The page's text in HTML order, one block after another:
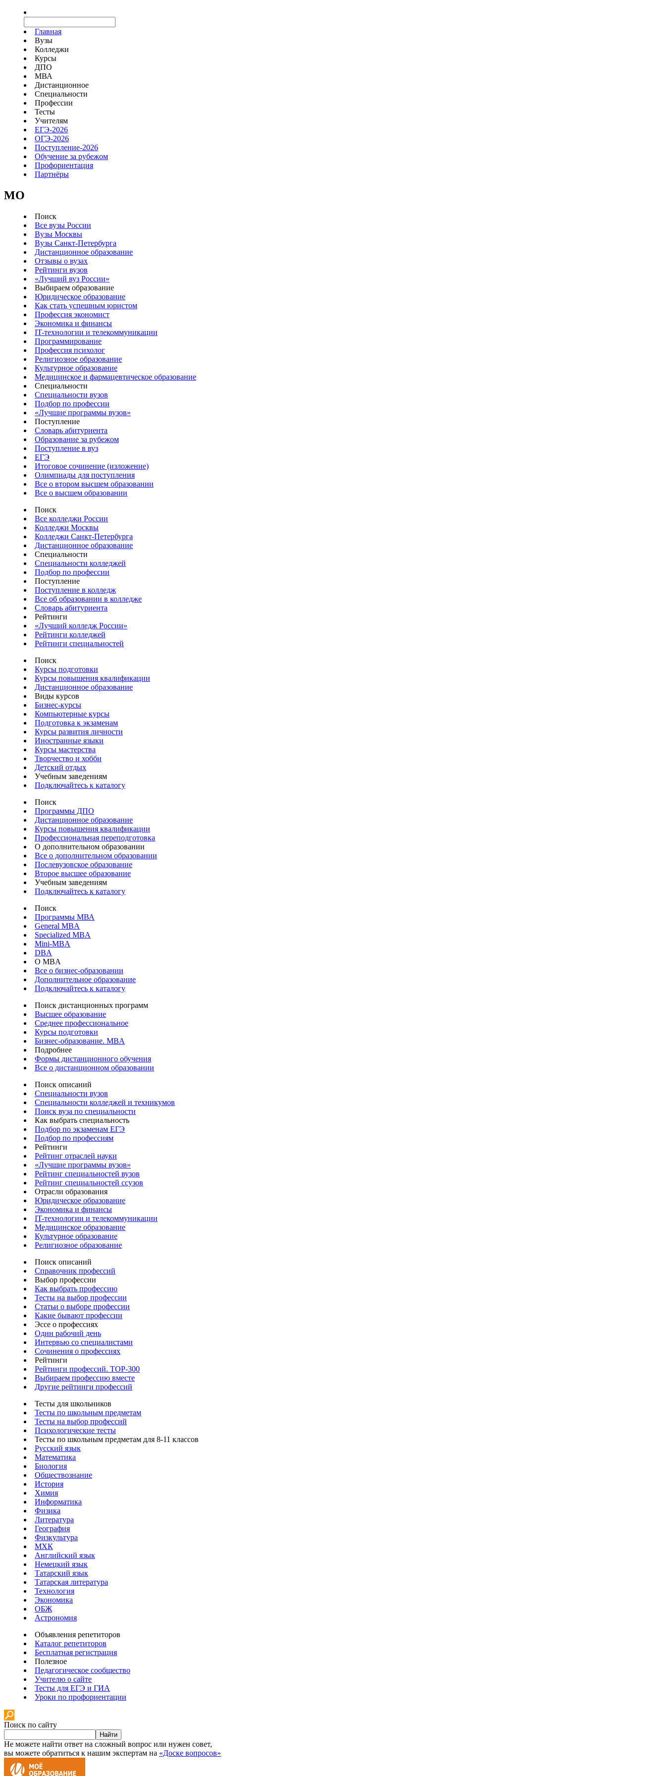
Главная
Вузы
Колледжи
Курсы
ДПО
МВА
Дистанционное
Специальности
Профессии
Тесты
Учителям
ЕГЭ-2026
ОГЭ-2026
Поступление-2026
Обучение за рубежом
Профориентация
Партнёры
MO
Поиск
Все вузы России
Вузы Москвы
Вузы Санкт-Петербурга
Дистанционное образование
Отзывы о вузах
Рейтинги вузов
«Лучший вуз России»
Выбираем образование
Юридическое образование
Как стать успешным юристом
Профессия экономист
Экономика и финансы
IT-технологии и телекоммуникации
Программирование
Профессия психолог
Религиозное образование
Культурное образование
Медицинское и фармацевтическое образование
Специальности
Специальности вузов
Подбор по профессии
«Лучшие программы вузов»
Поступление
Словарь абитуриента
Образование за рубежом
Поступление в вуз
ЕГЭ
Итоговое сочинение (изложение)
Олимпиады для поступления
Все о втором высшем образовании
Все о высшем образовании
Поиск
Все колледжи России
Колледжи Москвы
Колледжи Санкт-Петербурга
Дистанционное образование
Специальности
Специальности колледжей
Подбор по профессии
Поступление
Поступление в колледж
Все об образовании в колледже
Словарь абитуриента
Рейтинги
«Лучший колледж России»
Рейтинги колледжей
Рейтинги специальностей
Поиск
Курсы подготовки
Курсы повышения квалификации
Дистанционное образование
Виды курсов
Бизнес-курсы
Компьютерные курсы
Подготовка к экзаменам
Курсы развития личности
Иностранные языки
Курсы мастерства
Творчество и хобби
Детский отдых
Учебным заведениям
Подключайтесь к каталогу
Поиск
Программы ДПО
Дистанционное образование
Курсы повышения квалификации
Профессиональная переподготовка
О дополнительном образовании
Все о дополнительном образовании
Послевузовское образование
Второе высшее образование
Учебным заведениям
Подключайтесь к каталогу
Поиск
Программы МВА
General MBA
Specialized MBA
Mini-MBA
DBA
О MBA
Все о бизнес-образовании
Дополнительное образование
Подключайтесь к каталогу
Поиск дистанционных программ
Высшее образование
Среднее профессиональное
Курсы подготовки
Бизнес-образование. MBA
Подробнее
Формы дистанционного обучения
Все о дистанционном образовании
Поиск описаний
Специальности вузов
Специальности колледжей и техникумов
Поиск вуза по специальности
Как выбрать специальность
Подбор по экзаменам ЕГЭ
Подбор по профессиям
Рейтинги
Рейтинг отраслей науки
«Лучшие программы вузов»
Рейтинг специальностей вузов
Рейтинг специальностей ссузов
Отрасли образования
Юридическое образование
Экономика и финансы
IT-технологии и телекоммуникации
Медицинское образование
Культурное образование
Религиозное образование
Поиск описаний
Справочник профессий
Выбор профессии
Как выбрать профессию
Тесты на выбор профессии
Статьи о выборе профессии
Какие бывают профессии
Эссе о профессиях
Один рабочий день
Интервью со специалистами
Сочинения о профессиях
Рейтинги
Рейтинги профессий. TOP-300
Выбираем профессию вместе
Другие рейтинги профессий
Тесты для школьников
Тесты по школьным предметам
Тесты на выбор профессий
Психологические тесты
Тесты по школьным предметам для 8-11 классов
Русский язык
Математика
Биология
Обществознание
История
Химия
Информатика
Физика
Литература
География
Физкультура
МХК
Английский язык
Немецкий язык
Татарский язык
Татарская литература
Технология
Экономика
ОБЖ
Астрономия
Объявления репетиторов
Каталог репетиторов
Бесплатная регистрация
Полезное
Педагогическое сообщество
Учителю о сайте
Тесты для ЕГЭ и ГИА
Уроки по профориентации
Поиск по сайту
Найти
Не можете найти ответ на сложный вопрос или нужен совет,
вы можете обратиться к нашим экспертам на «Доске вопросов»